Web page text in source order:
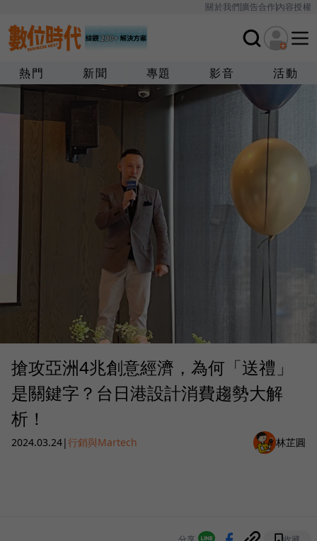
關於我們廣告合作內容授權
熱門 新聞 專題 影音 活動
搶攻亞洲4兆創意經濟，為何「送禮」
是關鍵字？台日港設計消費趨勢大解
析！
2024.03.24|行銷與Martech 林芷圓